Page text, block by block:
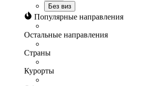
Без виз
Популярные направления
Остальные направления
Страны
Курорты